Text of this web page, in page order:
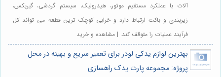
آلات با عملکرد مستقیم موتور، هیدرولیک، سیستم گردشی، گیربکس،
زیربندی و باکت ارتباط دارد و خرابی کوچک ترین قطعه می تواند کل
فرآیند عملیات را متوقف کند. | مشاهده و خرید
بهترین لوازم یدکی لودر برای تعمیر سریع و بهینه در محل
پروژه: مجموعه پارت یدک راهسازی